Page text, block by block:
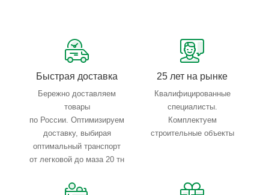
Тройной весовой контроль: въезд, погрузка, выезд
Быстрая доставка
Бережно доставляем
товары
по России. Оптимизируем
доставку, выбирая
оптимальный транспорт
от легковой до маза 20 тн
25 лет на рынке
Квалифицированные
специалисты.
Комплектуем
строительные объекты